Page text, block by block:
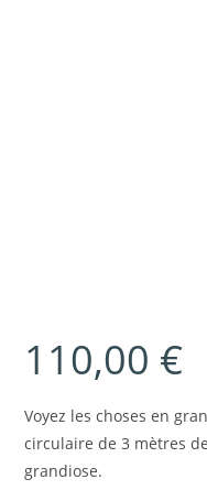
110,00 €
Voyez les choses en
circulaire de 3 mètres
grandiose.